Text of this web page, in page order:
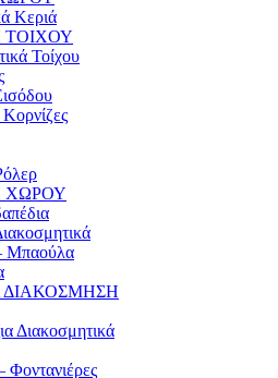
Κεριά
ΤΟΙΧΟΥ
Τοίχου
ΧΩΡΟΥ
Μπαούλα
ΔΙΑΚΟΣΜΗΣΗ
Διακοσμητικά
Φοντανιέρες